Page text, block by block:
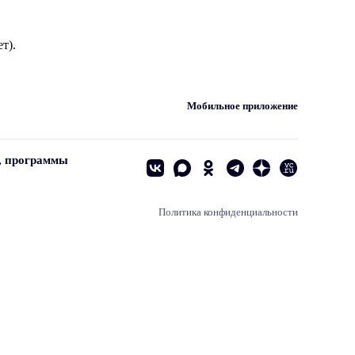
Мобильное приложение
программы
Политика конфиденциальности